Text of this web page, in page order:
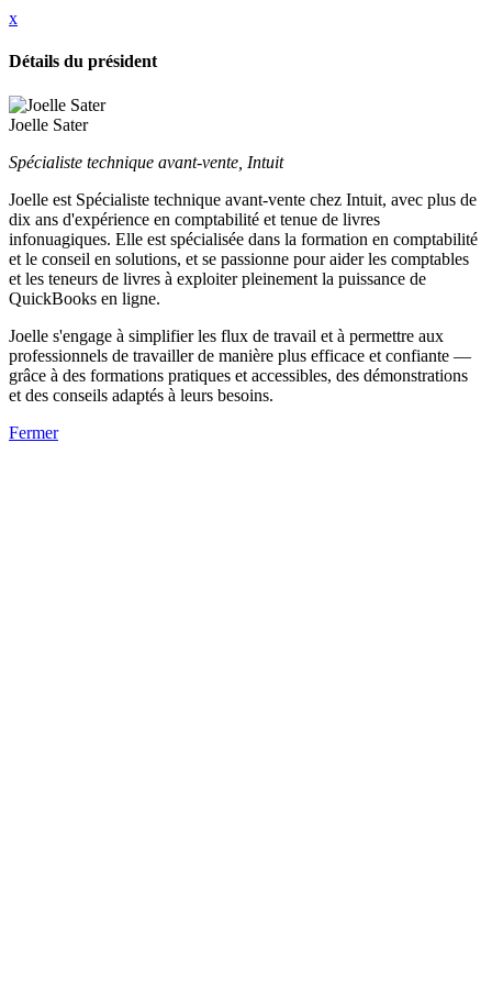
x
Détails du président
Joelle Sater
Spécialiste technique avant-vente, Intuit
Joelle est Spécialiste technique avant-vente chez Intuit, avec plus de
dix ans d'expérience en comptabilité et tenue de livres
infonuagiques. Elle est spécialisée dans la formation en comptabilité
et le conseil en solutions, et se passionne pour aider les comptables
et les teneurs de livres à exploiter pleinement la puissance de
QuickBooks en ligne.
Joelle s'engage à simplifier les flux de travail et à permettre aux
professionnels de travailler de manière plus efficace et confiante —
grâce à des formations pratiques et accessibles, des démonstrations
et des conseils adaptés à leurs besoins.
Fermer